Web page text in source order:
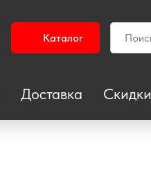
Каталог
Доставка Скидки